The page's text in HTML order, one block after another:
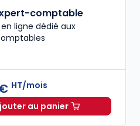
€HT/mois
comptable
ligne dédié aux
HT/mois
au panier
actuEL Expert-